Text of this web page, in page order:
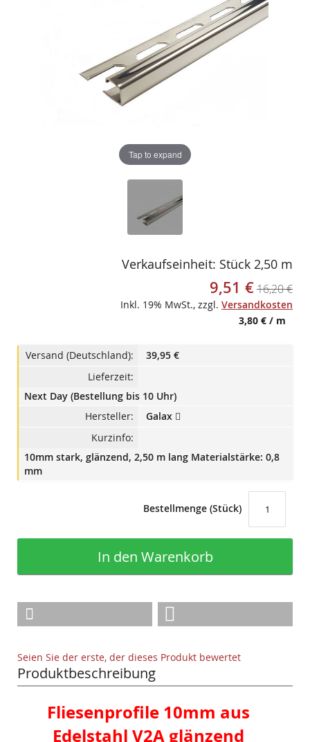
Tap to expand
Verkaufseinheit: Stück 2,50 m
Sonderangebot
9,51 €16,20 €
Inkl. 19% MwSt., zzgl. Versandkosten
3,80 € / m
Versand (Deutschland):
39,95 €
Lieferzeit:
Next Day (Bestellung bis 10 Uhr)
Hersteller:
Galax
Kurzinfo:
10mm stark, glänzend, 2,50 m lang Materialstärke: 0,8
mm
Bestellmenge (Stück)
In den Warenkorb
Seien Sie der erste, der dieses Produkt bewertet
Produktbeschreibung
Fliesenprofile 10mm aus
Edelstahl V2A glänzend